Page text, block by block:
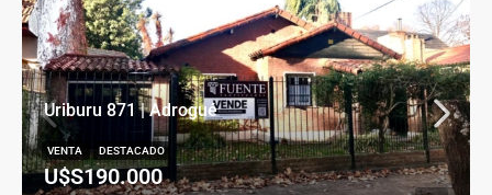
Uriburu 871 | Adrogué
U$S190.000
VENTA DESTACADO